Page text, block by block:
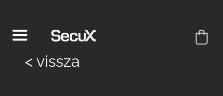
TERMÉKEK
< vissza